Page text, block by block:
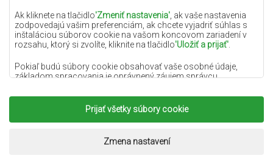
Ak kliknete na tlačidlo'Zmeniť nastavenia' , ak vaše nastavenia
zodpovedajú vašim preferenciám, ak chcete vyjadriť súhlas s
inštaláciou súborov cookie na vašom koncovom zariadení v
rozsahu, ktorý si zvolíte, kliknite na tlačidlo'Uložiť a prijať'
Pokiaľ budú súbory cookie obsahovať vaše osobné údaje,
základom spracovania je oprávnený záujem správcu
podobe poskytovania vysokokvalitných služieb na našej
webovej stránke a marketingových aktivít správcu osobných
údajov a jeho dôveryhodných partnerov.
Viac informácií o súboroch cookie a spracovaní osobných
Prijať všetky súbory cookie
Zmena nastavení
Šedé koberce
Terakotové koberce
Zelené koberce
Zlaté koberce
Copyright 2022Koberce Chemex.Všetky práva
Realizácia:www.dimax.pl